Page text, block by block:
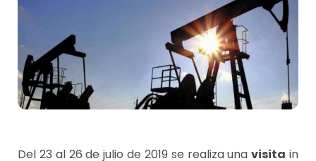
Del 23 al 26 de julio de 2019 se realiza unavisita in